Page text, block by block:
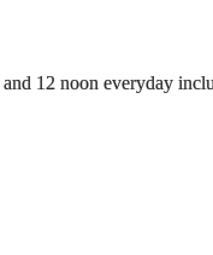
12 noon everyday